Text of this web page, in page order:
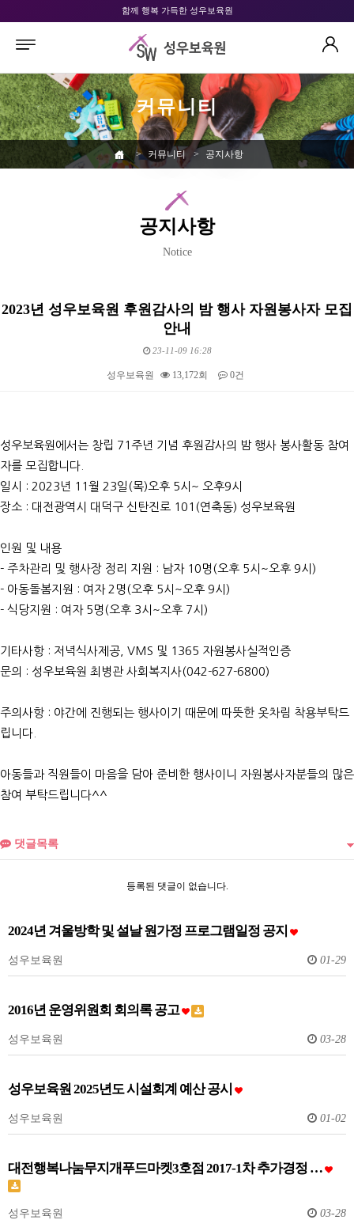
함께 행복 가득한 성우보육원
커뮤니티
> 커뮤니티 > 공지사항
공지사항
Notice
2023년 성우보육원 후원감사의 밤 행사 자원봉사자 모집
안내
23-11-09 16:28
성우보육원 13,172회 0건
성우보육원에서는 창립 71주년 기념 후원감사의 밤 행사 봉사활동 참여
자를 모집합니다.
일시 : 2023년 11월 23일(목)오후 5시~ 오후9시
장소 : 대전광역시 대덕구 신탄진로 101(연축동) 성우보육원
인원 및 내용
- 주차관리 및 행사장 정리 지원 : 남자 10명(오후 5시~오후 9시)
- 아동돌봄지원 : 여자 2명(오후 5시~오후 9시)
- 식당지원 : 여자 5명(오후 3시~오후 7시)
기타사항 : 저녁식사제공, VMS 및 1365 자원봉사실적인증
문의 : 성우보육원 최병관 사회복지사(042-627-6800)
주의사항 : 야간에 진행되는 행사이기 때문에 따뜻한 옷차림 착용부탁드
립니다.
아동들과 직원들이 마음을 담아 준비한 행사이니 자원봉사자분들의 많은
참여 부탁드립니다^^
댓글목록
등록된 댓글이 없습니다.
2024년 겨울방학 및 설날 원가정 프로그램일정 공지
성우보육원 01-29
2016년 운영위원회 회의록 공고
성우보육원 03-28
성우보육원 2025년도 시설회계 예산 공시
성우보육원 01-02
대전행복나눔무지개푸드마켓3호점 2017-1차 추가경정 …
성우보육원 03-28